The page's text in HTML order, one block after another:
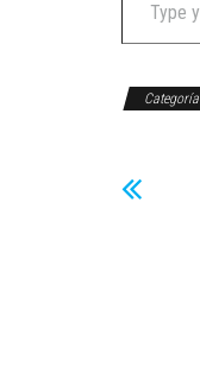
Categoría